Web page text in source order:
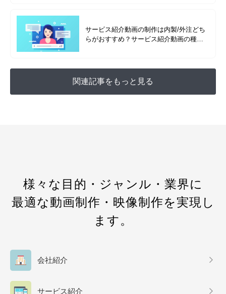
サービス紹介動画の制作は内製/外注どち
らがおすすめ？サービス紹介動画の種類
関連記事をもっと見る
様々な目的・ジャンル・業界に
最適な動画制作・映像制作を実現し
ます。
会社紹介
サービス紹介